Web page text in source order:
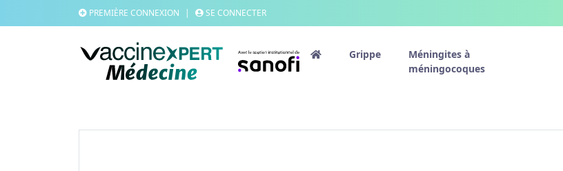
PREMIÈRE CONNEXION | SE CONNECTER
Grippe
Méningites à
méningocoques